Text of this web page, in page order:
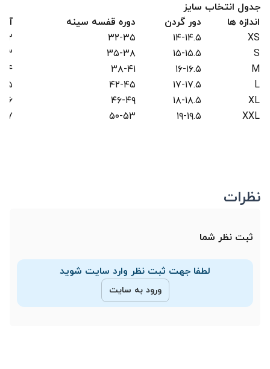
جدول انتخاب سایز
اندازه ها
دور گردن دوره قفسه سینه
XS
۱۴-۱۴.۵ ۳۲-۳۵
۳۲
S
۱۵-۱۵.۵ ۳۵-۳۸
۳۳
M
۱۶-۱۶.۵ ۳۸-۴۱
۳۴
L
۱۷-۱۷.۵ ۴۲-۴۵
۳۵
XL
۱۸-۱۸.۵ ۴۶-۴۹
۳۶
XXL
۱۹-۱۹.۵ ۵۰-۵۳ ۳۷
نظرات
ثبت نظر شما
لطفا جهت ثبت نظر وارد سایت شوید
ورود به سایت